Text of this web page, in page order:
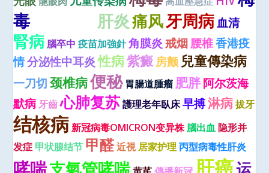
毒
肝炎痛风牙周病血清
腎病 腦卒中 疫苗加強針角膜炎 戒烟腰椎香港疫
情分泌性中耳炎 性病紫癜房颤 兒童傳染病
一刀切 颈椎病便秘 胃腸道腫瘤 肥胖阿尔茨海
默病 牙齒 心肺复苏 護理老年臥床早搏淋病 拔牙
结核病 新冠病毒OMICRON变异株 腦出血 隐形并
发症 甲状腺结节 甲醛近視 居家护理 丙型病毒性肝炎
哮喘 肝癌